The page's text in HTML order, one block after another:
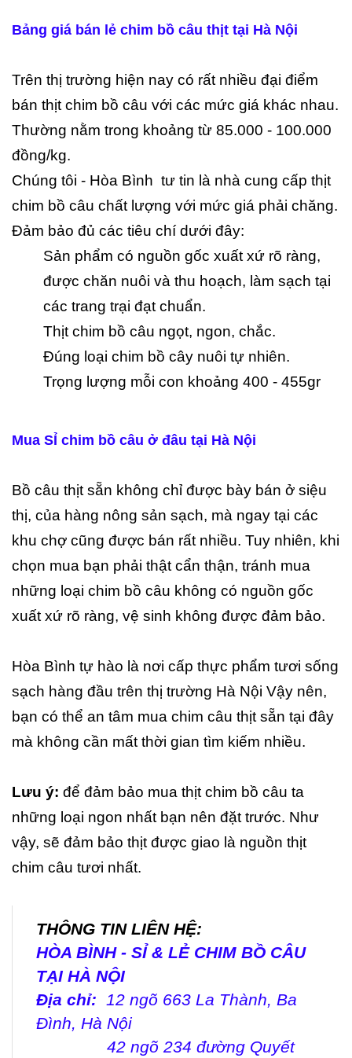
Bảng giá bán lẻ chim bồ câu thịt tại Hà Nội
Trên thị trường hiện nay có rất nhiều đại điểm
bán thịt chim bồ câu với các mức giá khác nhau.
Thường nằm trong khoảng từ 85.000 - 100.000
đồng/kg.
Chúng tôi - Hòa Bình tư tin là nhà cung cấp thịt
chim bồ câu chất lượng với mức giá phải chăng.
Đảm bảo đủ các tiêu chí dưới đây:
Sản phẩm có nguồn gốc xuất xứ rõ ràng,
được chăn nuôi và thu hoạch, làm sạch tại
các trang trại đạt chuẩn.
Thịt chim bồ câu ngọt, ngon, chắc.
Đúng loại chim bồ cây nuôi tự nhiên.
Trọng lượng mỗi con khoảng 400 - 455gr
Mua SỈ chim bồ câu ở đâu tại Hà Nội
Bồ câu thịt sẵn không chỉ được bày bán ở siệu
thị, của hàng nông sản sạch, mà ngay tại các
khu chợ cũng được bán rất nhiều. Tuy nhiên, khi
chọn mua bạn phải thật cẩn thận, tránh mua
những loại chim bồ câu không có nguồn gốc
xuất xứ rõ ràng, vệ sinh không được đảm bảo.
Hòa Bình tự hào là nơi cấp thực phẩm tươi sống
sạch hàng đầu trên thị trường Hà Nội Vậy nên,
bạn có thể an tâm mua chim câu thịt sẵn tại đây
mà không cần mất thời gian tìm kiếm nhiều.
Lưu ý: để đảm bảo mua thịt chim bồ câu ta
những loại ngon nhất bạn nên đặt trước. Như
vậy, sẽ đảm bảo thịt được giao là nguồn thịt
chim câu tươi nhất.
THÔNG TIN LIÊN HỆ:
HÒA BÌNH - SỈ & LẺ CHIM BỒ CÂU
TẠI HÀ NỘI
Địa chỉ: 12 ngõ 663 La Thành, Ba
Đình, Hà Nội
42 ngõ 234 đường Quyết